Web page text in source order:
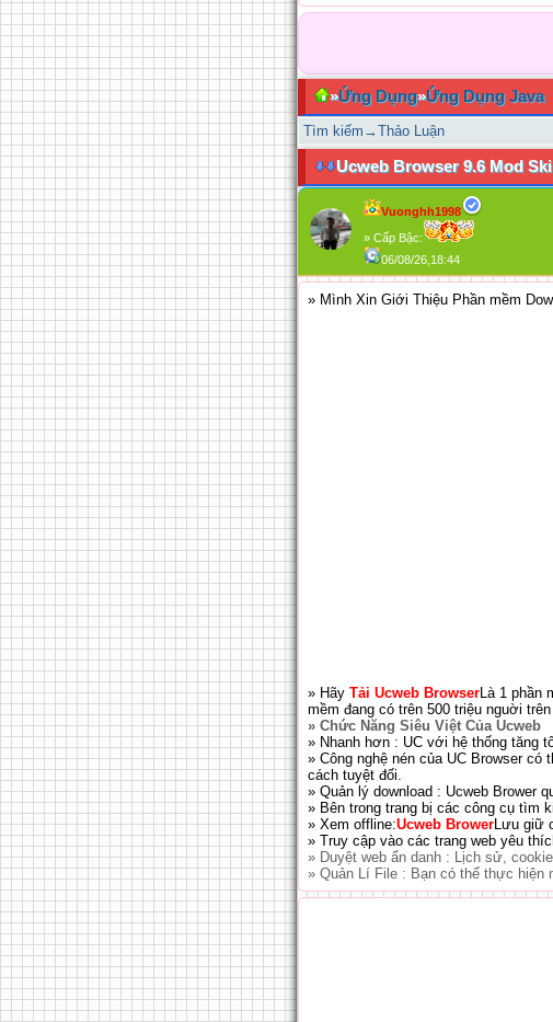
»Ứng Dụng»Ứng Dụng Java
Tìm kiếm →Thảo Luận
Ucweb Browser 9.6 Mod
Vuonghh1998
» Cấp Bậc:
06/08/26,18:44
» Mình Xin Giới Thiệu Phần mềm
» Hãy Tải Ucweb BrowserLà 1 phần
mềm đang có trên 500 triệu nguời
» Chức Năng Siêu Việt Của Ucweb
» Nhanh hơn : UC với hệ thống tăng
» Công nghệ nén của UC Browser
cách tuyệt đối.
» Quản lý download : Ucweb Brower
» Bên trong trang bị các công cụ tìm
» Xem offline:Ucweb BrowerLưu giữ
» Truy cập vào các trang web yêu
» Duyệt web ẩn danh : Lịch sử,
» Quản Lí File : Bạn có thể thực hiện